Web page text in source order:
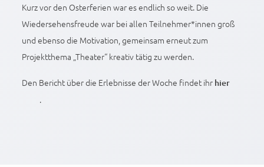
Kurz vor den Osterferien war es endlich so weit. Die
Wiedersehensfreude war bei allen Teilnehmer*innen groß
und ebenso die Motivation, gemeinsam erneut zum
Projektthema „Theater“ kreativ tätig zu werden.
Den Bericht über die Erlebnisse der Woche findet ihr hier
.